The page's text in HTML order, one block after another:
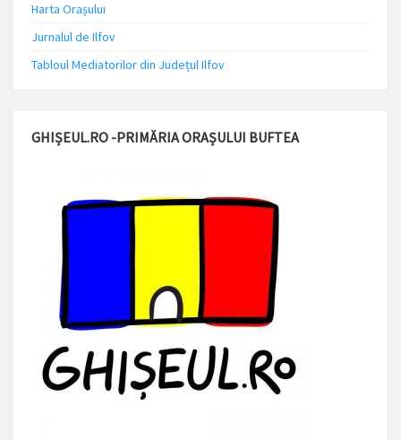
Harta Orașului
Jurnalul de Ilfov
Tabloul Mediatorilor din Județul Ilfov
GHIȘEUL.RO -PRIMĂRIA ORAȘULUI BUFTEA